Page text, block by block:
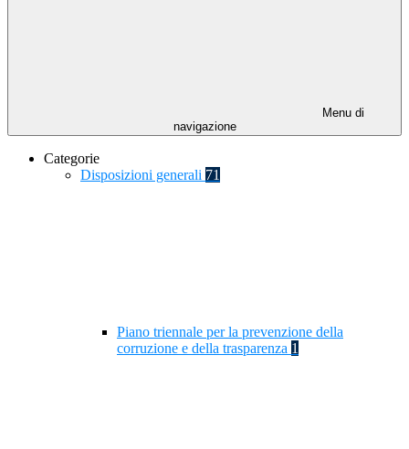
Menu di
navigazione
Categorie
Disposizioni generali 71
Piano triennale per la prevenzione della
corruzione e della trasparenza 1